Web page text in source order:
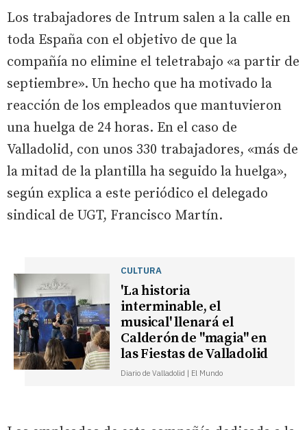
Los trabajadores de Intrum salen a la calle en
toda España con el objetivo de que la
compañía no elimine el teletrabajo «a partir de
septiembre». Un hecho que ha motivado la
reacción de los empleados que mantuvieron
una huelga de 24 horas. En el caso de
Valladolid, con unos 330 trabajadores, «más de
la mitad de la plantilla ha seguido la huelga»,
según explica a este periódico el delegado
sindical de UGT, Francisco Martín.
CULTURA
'La historia
interminable, el
musical' llenará el
Calderón de "magia" en
las Fiestas de Valladolid
Diario de Valladolid | El Mundo